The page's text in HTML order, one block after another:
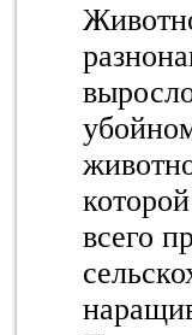
всего